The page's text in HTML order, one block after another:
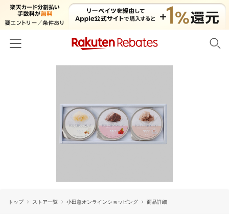
百貨店・総合ECモール
ファッション・インナー・小物
コスメ・健康・医薬品
キッズ・ベビー用品
リーベイツ注目ストア
電子書籍特集
トップ ストア一覧 小田急オンラインショッピング 商品詳細